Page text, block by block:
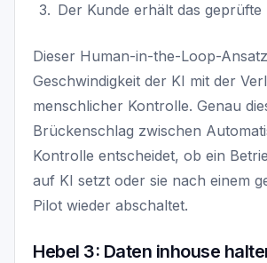
Der Kunde erhält das geprüfte
Dieser Human-in-the-Loop-
Geschwindigkeit der KI mit der
menschlicher Kontrolle. Genau
Brückenschlag zwischen
Kontrolle entscheidet, ob ein
auf KI setzt oder sie nach einem
Pilot wieder abschaltet.
Hebel 3: Daten inhouse